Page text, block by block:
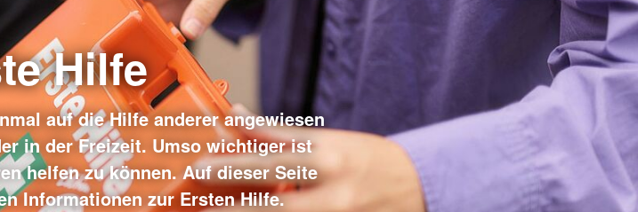
Hilfe
auf die Hilfe anderer angewiesen
in der Freizeit. Umso wichtiger ist
helfen zu können. Auf dieser Seite
Informationen zur Ersten Hilfe.